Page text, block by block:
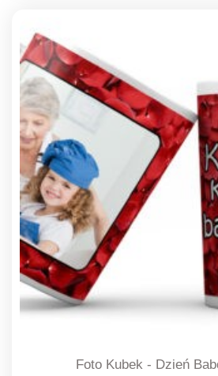
Foto Kubek - Dzień